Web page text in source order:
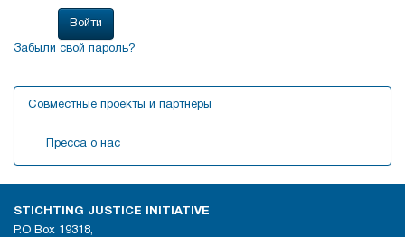
Забыли свой пароль?
Совместные проекты и партнеры
Пресса о нас
STICHTING JUSTICE INITIATIVE
P.O Box 19318,